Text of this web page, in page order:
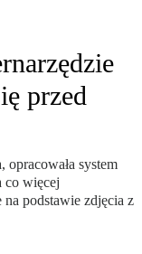
przed
system
co więcej
podstawie zdjęcia z